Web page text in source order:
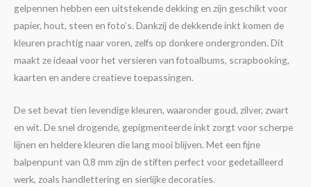
gelpennen hebben een uitstekende dekking en zijn geschikt voor
papier, hout, steen en foto’s. Dankzij de dekkende inkt komen de
kleuren prachtig naar voren, zelfs op donkere ondergronden. Dit
maakt ze ideaal voor het versieren van fotoalbums, scrapbooking,
kaarten en andere creatieve toepassingen.
De set bevat tien levendige kleuren, waaronder goud, zilver, zwart
en wit. De snel drogende, gepigmenteerde inkt zorgt voor scherpe
lijnen en heldere kleuren die lang mooi blijven. Met een fijne
balpenpunt van 0,8 mm zijn de stiften perfect voor gedetailleerd
werk, zoals handlettering en sierlijke decoraties.